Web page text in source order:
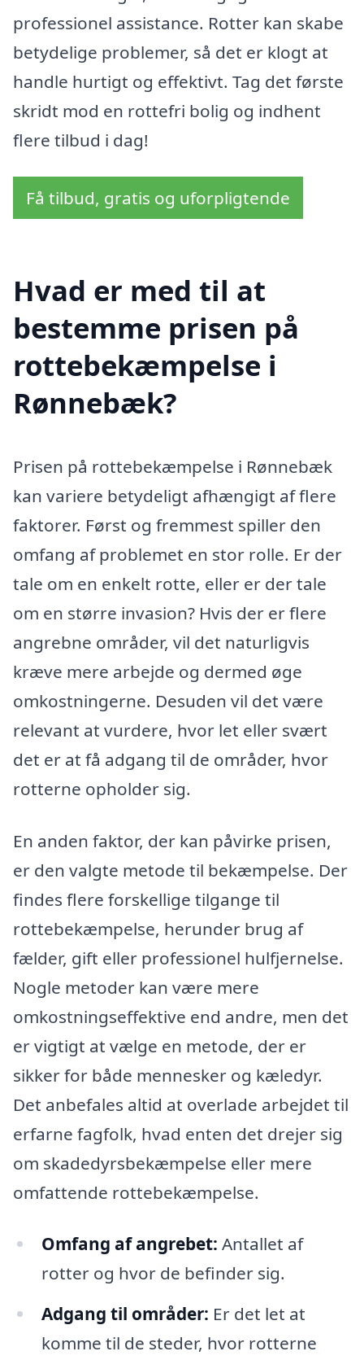
professionel assistance. Rotter kan skabe
betydelige problemer, så det er klogt at
handle hurtigt og effektivt. Tag det første
skridt mod en rottefri bolig og indhent
flere tilbud i dag!
Få tilbud, gratis og uforpligtende
Hvad er med til at
bestemme prisen på
rottebekæmpelse i
Rønnebæk?
Prisen på rottebekæmpelse i Rønnebæk
kan variere betydeligt afhængigt af flere
faktorer. Først og fremmest spiller den
omfang af problemet en stor rolle. Er der
tale om en enkelt rotte, eller er der tale
om en større invasion? Hvis der er flere
angrebne områder, vil det naturligvis
kræve mere arbejde og dermed øge
omkostningerne. Desuden vil det være
relevant at vurdere, hvor let eller svært
det er at få adgang til de områder, hvor
rotterne opholder sig.
En anden faktor, der kan påvirke prisen,
er den valgte metode til bekæmpelse. Der
findes flere forskellige tilgange til
rottebekæmpelse, herunder brug af
fælder, gift eller professionel hulfjernelse.
Nogle metoder kan være mere
omkostningseffektive end andre, men det
er vigtigt at vælge en metode, der er
sikker for både mennesker og kæledyr.
Det anbefales altid at overlade arbejdet til
erfarne fagfolk, hvad enten det drejer sig
om skadedyrsbekæmpelse eller mere
omfattende rottebekæmpelse.
Omfang af angrebet: Antallet af
rotter og hvor de befinder sig.
Adgang til områder: Er det let at
komme til de steder, hvor rotterne